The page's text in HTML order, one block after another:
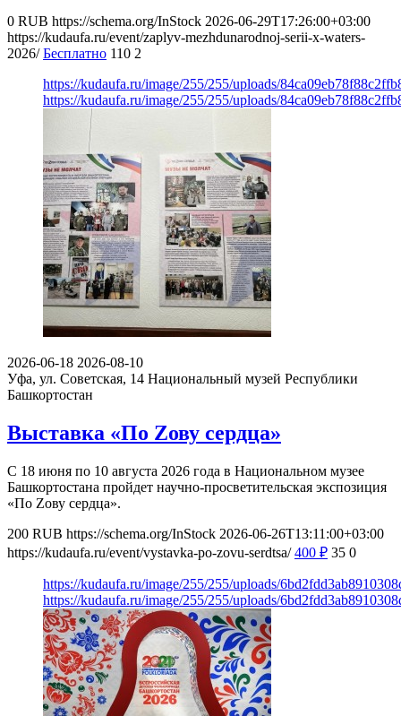
0 RUB https://schema.org/InStock 2026-06-29T17:26:00+03:00
https://kudaufa.ru/event/zaplyv-mezhdunarodnoj-serii-x-waters-
2026/ Бесплатно 110 2
https://kudaufa.ru/image/255/255/uploads/
https://kudaufa.ru/image/255/255/uploads/
2026-06-18 2026-08-10
Уфа, ул. Советская, 14 Национальный музей Республики
Башкортостан
Выставка «По Zову сердца»
С 18 июня по 10 августа 2026 года в Национальном музее
Башкортостана пройдет научно-просветительская экспозиция
«По Zову сердца».
200 RUB https://schema.org/InStock 2026-06-26T13:11:00+03:00
https://kudaufa.ru/event/vystavka-po-zovu-serdtsa/ 400 ₽ 35 0
https://kudaufa.ru/image/255/255/uploads/
https://kudaufa.ru/image/255/255/uploads/